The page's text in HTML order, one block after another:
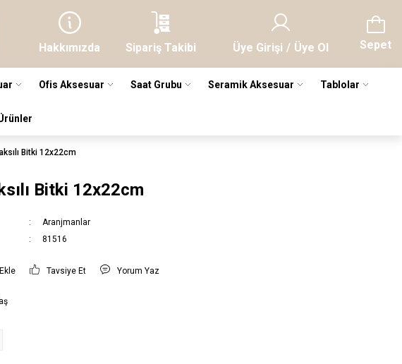
Hakkımızda Sipariş Takibi Üye Girişi / Üye Ol Sepet
Ofis Aksesuar Saat Grubu Seramik Aksesuar Tablolar
Bitki 12x22cm
Bitki 12x22cm
Aranjmanlar
81516
Tavsiye Et Yorum Yaz